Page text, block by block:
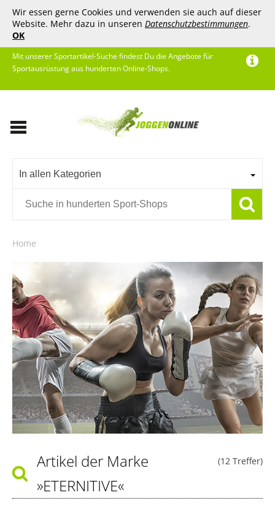
Wir essen gerne Cookies und verwenden sie auch auf dieser
Website. Mehr dazu in unseren Datenschutzbestimmungen.
OK
Mit unserer Sportartikel-Suche findest Du die Angebote für
Sportausrüstung aus hunderten Online-Shops.
In allen Kategorien
Home
(12 Treffer)
Artikel der Marke
»ETERNITIVE«